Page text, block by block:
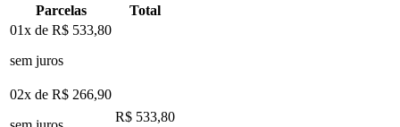
Parcelas
Total
01x de R$ 533,80
sem juros
02x de R$ 266,90
R$ 533,80